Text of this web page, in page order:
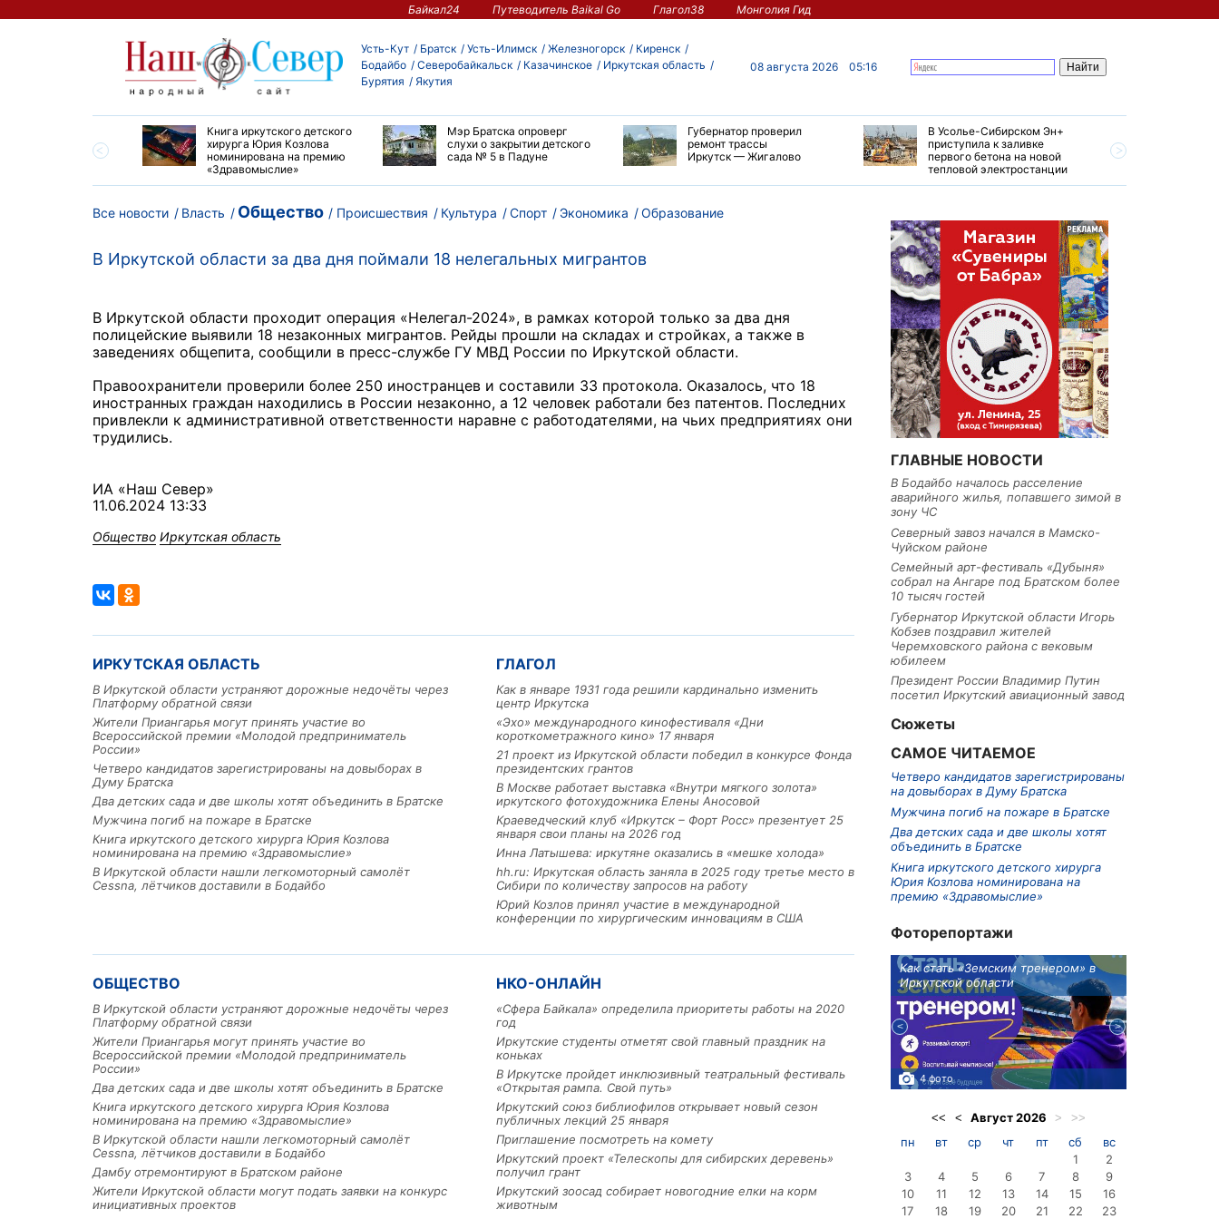
Байкал24 Путеводитель Baikal Go Глагол38 Монголия Гид
Усть-Кут Братск Усть-Илимск Железногорск
Киренск
Бодайбо
Северобайкальск Казачинское
Иркутская область
Бурятия
Якутия
08 августа 2026 05:16
большой эстафеты
Книга иркутского детского
хирурга Юрия Козлова
номинирована на премию
«Здравомыслие»
Мэр Братска опроверг
слухи о закрытии детского
сада № 5 в Падуне
Губернатор проверил
ремонт трассы
Иркутск — Жигалово
В Усолье-Сибирском Эн+
приступила к заливке
первого бетона на новой
тепловой электростанции
Все новости Власть Общество Происшествия Культура Спорт Экономика Образование
В Иркутской области за два дня поймали 18 нелегальных мигрантов
В Иркутской области проходит операция «Нелегал-2024», в рамках которой только за два дня
полицейские выявили 18 незаконных мигрантов. Рейды прошли на складах и стройках, а также в
заведениях общепита, сообщили в пресс-службе ГУ МВД России по Иркутской области.
Правоохранители проверили более 250 иностранцев и составили 33 протокола. Оказалось, что 18
иностранных граждан находились в России незаконно, а 12 человек работали без патентов. Последних
привлекли к административной ответственности наравне с работодателями, на чьих предприятиях они
трудились.
ИА «Наш Север»
11.06.2024 13:33
Общество Иркутская область
ИРКУТСКАЯ ОБЛАСТЬ
В Иркутской области устраняют дорожные недочёты через
Платформу обратной связи
Жители Приангарья могут принять участие во
Всероссийской премии «Молодой предприниматель
России»
Четверо кандидатов зарегистрированы на довыборах в
Думу Братска
Два детских сада и две школы хотят объединить в Братске
Мужчина погиб на пожаре в Братске
Книга иркутского детского хирурга Юрия Козлова
номинирована на премию «Здравомыслие»
В Иркутской области нашли легкомоторный самолёт
Cessna, лётчиков доставили в Бодайбо
ГЛАГОЛ
Как в январе 1931 года решили кардинально изменить
центр Иркутска
«Эхо» международного кинофестиваля «Дни
короткометражного кино» 17 января
21 проект из Иркутской области победил в конкурсе Фонда
президентских грантов
В Москве работает выставка «Внутри мягкого золота»
иркутского фотохудожника Елены Аносовой
Краеведческий клуб «Иркутск – Форт Росс» презентует 25
января свои планы на 2026 год
Инна Латышева: иркутяне оказались в «мешке холода»
hh.ru: Иркутская область заняла в 2025 году третье место в
Сибири по количеству запросов на работу
Юрий Козлов принял участие в международной
конференции по хирургическим инновациям в США
ОБЩЕСТВО
В Иркутской области устраняют дорожные недочёты через
Платформу обратной связи
Жители Приангарья могут принять участие во
Всероссийской премии «Молодой предприниматель
России»
Два детских сада и две школы хотят объединить в Братске
Книга иркутского детского хирурга Юрия Козлова
номинирована на премию «Здравомыслие»
В Иркутской области нашли легкомоторный самолёт
Cessna, лётчиков доставили в Бодайбо
Дамбу отремонтируют в Братском районе
Жители Иркутской области могут подать заявки на конкурс
инициативных проектов
НКО-ОНЛАЙН
«Сфера Байкала» определила приоритеты работы на 2020
год
Иркутские студенты отметят свой главный праздник на
коньках
В Иркутске пройдет инклюзивный театральный фестиваль
«Открытая рампа. Свой путь»
Иркутский союз библиофилов открывает новый сезон
публичных лекций 25 января
Приглашение посмотреть на комету
Иркутский проект «Телескопы для сибирских деревень»
получил грант
Иркутский зоосад собирает новогодние елки на корм
животным
ГЛАВНЫЕ НОВОСТИ
В Бодайбо началось расселение
аварийного жилья, попавшего зимой в
зону ЧС
Северный завоз начался в Мамско-
Чуйском районе
Семейный арт-фестиваль «Дубыня»
собрал на Ангаре под Братском более
10 тысяч гостей
Губернатор Иркутской области Игорь
Кобзев поздравил жителей
Черемховского района с вековым
юбилеем
Президент России Владимир Путин
посетил Иркутский авиационный завод
Сюжеты
САМОЕ ЧИТАЕМОЕ
Четверо кандидатов зарегистрированы
на довыборах в Думу Братска
Мужчина погиб на пожаре в Братске
Два детских сада и две школы хотят
объединить в Братске
Книга иркутского детского хирурга
Юрия Козлова номинирована на
премию «Здравомыслие»
Фоторепортажи
из Иркутской области
3 фото
Как стать «Земским тренером» в
Иркутской области
4 фото
<< < Август2026 > >>
пн вт ср чт пт сб
вс
1
2
3
4 5 6 7 8
9
10
11 12 13 14 15
16
17
18 19 20 21 22 23